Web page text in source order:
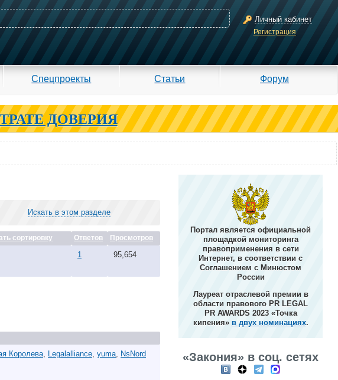
Личный кабинет
Регистрация
Спецпроекты Статьи Форум
ДОВЕРИЯ
Искать в этом разделе
Ответов Просмотров
1 95,654
Королева, Legalalliance, yuma, NsNord
Портал является официальной
площадкой мониторинга
правоприменения в сети
Интернет, в соответствии с
Соглашением с Минюстом
России
Лауреат отраслевой премии в
области правового PR LEGAL
PR AWARDS 2023 «Точка
кипения» в двух номинациях.
«Закония» в соц. сетях